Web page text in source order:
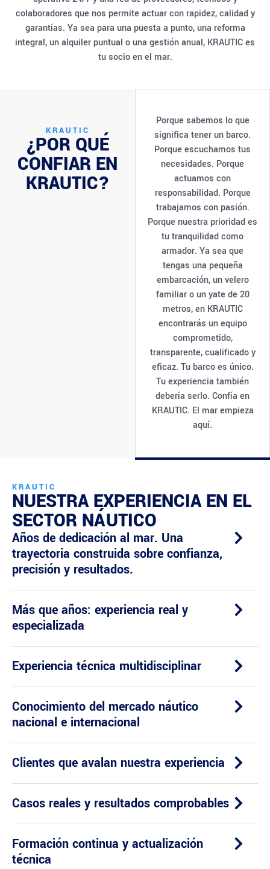
colaboradores que nos permite actuar con rapidez, calidad y
garantías. Ya sea para una puesta a punto, una reforma
integral, un alquiler puntual o una gestión anual, KRAUTIC es
tu socio en el mar.
KRAUTIC
¿POR QUÉ
CONFIAR EN
KRAUTIC?
Porque sabemos lo que
significa tener un barco.
Porque escuchamos tus
necesidades. Porque
actuamos con
responsabilidad. Porque
trabajamos con pasión.
Porque nuestra prioridad es
tu tranquilidad como
armador. Ya sea que
tengas una pequeña
embarcación, un velero
familiar o un yate de 20
metros, en KRAUTIC
encontrarás un equipo
comprometido,
transparente, cualificado y
eficaz. Tu barco es único.
Tu experiencia también
debería serlo. Confía en
KRAUTIC. El mar empieza
aquí.
KRAUTIC
NUESTRA EXPERIENCIA EN EL
SECTOR NÁUTICO
Años de dedicación al mar. Una
trayectoria construida sobre confianza,
precisión y resultados.
Más que años: experiencia real y
especializada
Experiencia técnica multidisciplinar
Conocimiento del mercado náutico
nacional e internacional
Clientes que avalan nuestra experiencia
Casos reales y resultados comprobables
Formación continua y actualización
técnica